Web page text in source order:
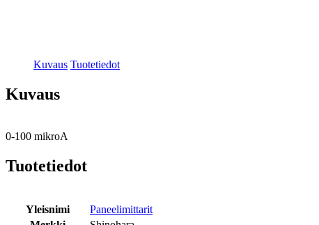
Kuvaus Tuotetiedot
Kuvaus
0-100 mikroA
Tuotetiedot
Yleisnimi
Paneelimittarit